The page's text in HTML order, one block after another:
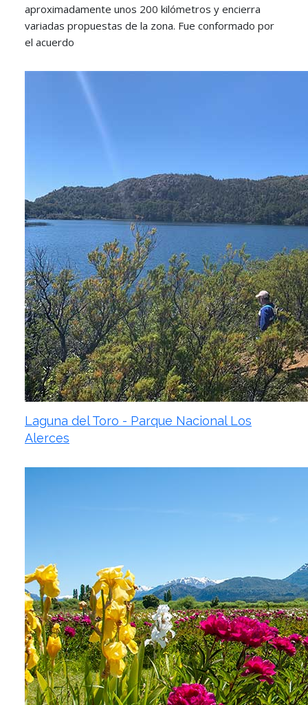
aproximadamente unos 200 kilómetros y encierra
variadas propuestas de la zona. Fue conformado por
el acuerdo
Laguna del Toro - Parque Nacional Los
Alerces